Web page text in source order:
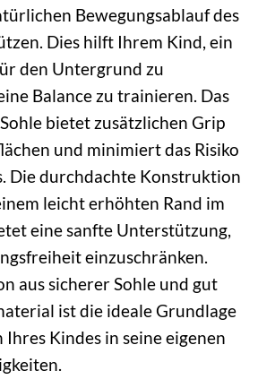
Bewegungsablauf des
Dies hilft Ihrem Kind, ein
den Untergrund zu
Balance zu trainieren. Das
bietet zusätzlichen Grip
und minimiert das Risiko
Die durchdachte Konstruktion
leicht erhöhten Rand im
eine sanfte Unterstützung,
einzuschränken.
aus sicherer Sohle und gut
ist die ideale Grundlage
Kindes in seine eigenen